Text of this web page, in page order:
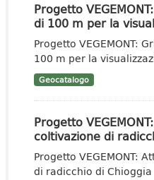
Progetto
di 100 m per la
Progetto VEGEMONT:
100 m per la
Geocatalogo
Progetto
coltivazione di
Progetto VEGEMONT:
di radicchio di Chioggia